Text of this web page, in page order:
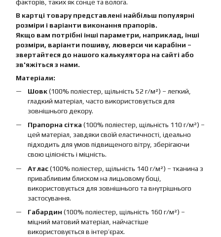
факторів, таких як сонце та волога.
В картці товару представлені найбільш популярні
розміри і варіанти виконання прапорів.
Якщо вам потрібні інші параметри, наприклад, інші
розміри, варіанти пошиву, люверси чи карабіни –
звертайтеся до нашого калькулятора на сайті або
зв'яжіться з нами.
Матеріали:
Шовк(100% поліестер, щільність 52 г/м²) – легкий,
гладкий матеріал, часто використовується для
зовнішнього декору.
Прапорна сітка (100% поліестер, щільність 110 г/м²) –
цей матеріал, завдяки своїй еластичності, ідеально
підходить для умов підвищеного вітру, зберігаючи
свою цілісність і міцність.
Атлас(100% поліестер, щільність 140 г/м²) – тканина з
привабливим блиском на лицьовому боці,
використовується для зовнішнього та внутрішнього
застосування.
Габардин (100% поліестер, щільність 160 г/м²) –
міцний матовий матеріал, найчастіше
використовується в інтер’єрах.